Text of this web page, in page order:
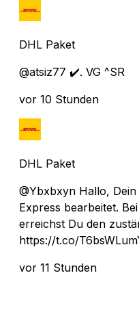
DHL Paket
@atsiz77 ✔️. VG ^SR
vor 10 Stunden
DHL Paket
@Ybxbxyn Hallo,
Express bearbeitet.
erreichst Du den
https://t.co/
vor 11 Stunden